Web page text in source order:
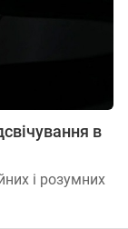
в
і розумних